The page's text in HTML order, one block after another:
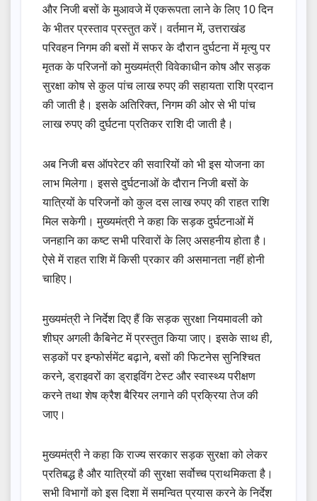
और निजी बसों के मुआवजे में एकरूपता लाने के लिए 10 दिन
के भीतर प्रस्ताव प्रस्तुत करें। वर्तमान में, उत्तराखंड
परिवहन निगम की बसों में सफर के दौरान दुर्घटना में मृत्यु पर
मृतक के परिजनों को मुख्यमंत्री विवेकाधीन कोष और सड़क
सुरक्षा कोष से कुल पांच लाख रुपए की सहायता राशि प्रदान
की जाती है। इसके अतिरिक्त, निगम की ओर से भी पांच
लाख रुपए की दुर्घटना प्रतिकर राशि दी जाती है।
अब निजी बस ऑपरेटर की सवारियों को भी इस योजना का
लाभ मिलेगा। इससे दुर्घटनाओं के दौरान निजी बसों के
यात्रियों के परिजनों को कुल दस लाख रुपए की राहत राशि
मिल सकेगी। मुख्यमंत्री ने कहा कि सड़क दुर्घटनाओं में
जनहानि का कष्ट सभी परिवारों के लिए असहनीय होता है।
ऐसे में राहत राशि में किसी प्रकार की असमानता नहीं होनी
चाहिए।
मुख्यमंत्री ने निर्देश दिए हैं कि सड़क सुरक्षा नियमावली को
शीघ्र अगली कैबिनेट में प्रस्तुत किया जाए। इसके साथ ही,
सड़कों पर इन्फोर्समेंट बढ़ाने, बसों की फिटनेस सुनिश्चित
करने, ड्राइवरों का ड्राइविंग टेस्ट और स्वास्थ्य परीक्षण
करने तथा शेष क्रैश बैरियर लगाने की प्रक्रिया तेज की
जाए।
मुख्यमंत्री ने कहा कि राज्य सरकार सड़क सुरक्षा को लेकर
प्रतिबद्ध है और यात्रियों की सुरक्षा सर्वोच्च प्राथमिकता है।
सभी विभागों को इस दिशा में समन्वित प्रयास करने के निर्देश